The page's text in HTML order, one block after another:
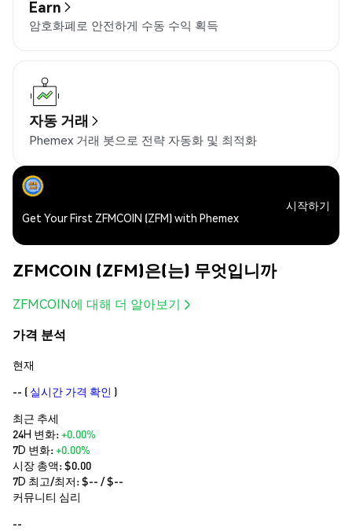
Earn
암호화폐로 안전하게 수동 수익 획득
자동 거래
Phemex 거래 봇으로 전략 자동화 및 최적화
Get Your First ZFMCOIN (ZFM) with Phemex
시작하기
ZFMCOIN (ZFM)은(는) 무엇입니까
ZFMCOIN에 대해 더 알아보기
가격 분석
현재
-- ( 실시간 가격 확인 )
최근 추세
24H 변화:+0.00%
7D 변화:+0.00%
시장 총액:$0.00
7D 최고/최저: $-- / $--
커뮤니티 심리
--